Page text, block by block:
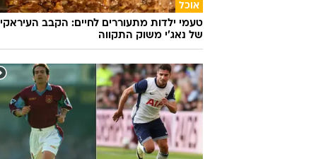
אוכל
טעמי ילדות מתעוררים לחיים: הקבב העיראקי
של נאג׳י משוק התקווה